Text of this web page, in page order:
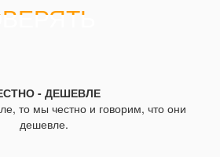
- ДЕШЕВЛЕ
то мы честно и говорим, что они
дешевле.